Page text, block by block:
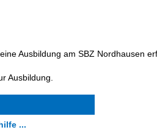
Ausbildung am SBZ Nordhausen
Ausbildung.
...